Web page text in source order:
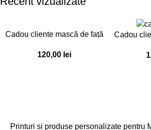
Cadou cliente mască de față
120,00 lei
Cadou
Printuri si produse personalizate pentru